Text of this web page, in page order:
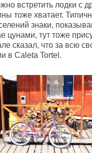
встретить лодки с
тоже хватает.
знаки,
цунами, тут тоже
сказал, что за всю
в Caleta Tortel.